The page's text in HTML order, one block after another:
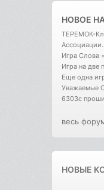
НОВОЕ
ТЕРЕМОК-
Игра Слова
Игра на две
Еще одна
Уважаемые
6303с
весь
НОВЫЕ